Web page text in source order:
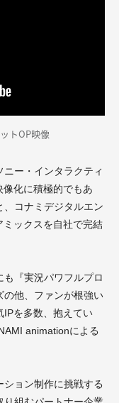
トOP映像
ー・インタラクティ
化に積極的でもあ
、コナミデジタルエン
ミックスを自社で完結
『実況パワフルプロ
の他、ファンが根強い
IPを多数、抱えてい
animationによる
ョン制作に挑戦する